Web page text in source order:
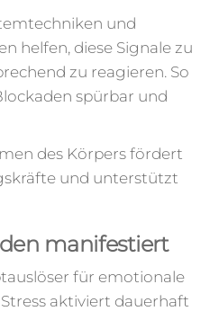
und
helfen, diese Signale zu
zu reagieren. So
spürbar und
des Körpers fördert
und unterstützt
manifestiert
für emotionale
aktiviert dauerhaft